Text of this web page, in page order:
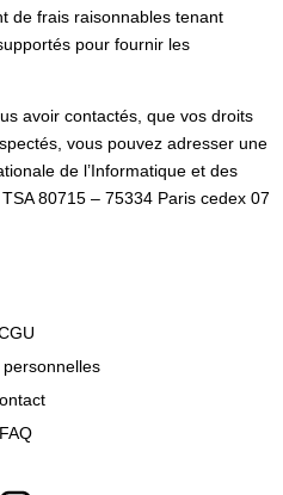
de frais raisonnables tenant
pour fournir les
avoir contactés, que vos droits
vous pouvez adresser une
de l’Informatique et des
80715 – 75334 Paris cedex 07
FAQ